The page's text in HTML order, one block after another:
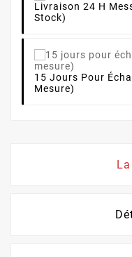
Livraison 24 H
Stock)
15 Jours Pour
Mesure)